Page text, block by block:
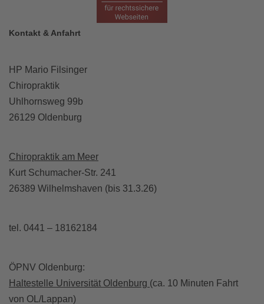
Kontakt & Anfahrt
HP Mario Filsinger
Chiropraktik
Uhlhornsweg 99b
26129 Oldenburg
Chiropraktik am Meer
Kurt Schumacher-Str. 241
26389 Wilhelmshaven (bis 31.3.26)
tel. 0441 – 18162184
ÖPNV Oldenburg:
Haltestelle Universität Oldenburg (ca. 10 Minuten Fahrt
von OL/Lappan)